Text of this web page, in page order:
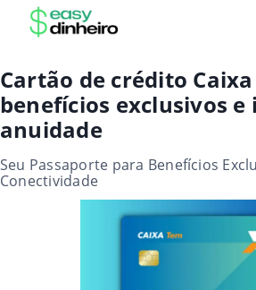
Cartão de crédito
benefícios exclusivos e
anuidade
Seu Passaporte para Benefícios
Conectividade